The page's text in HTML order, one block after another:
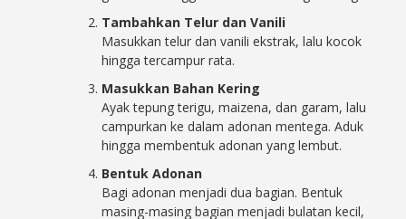
Tambahkan Telur dan Vanili
Masukkan telur dan vanili ekstrak, lalu kocok
hingga tercampur rata.
Masukkan Bahan Kering
Ayak tepung terigu, maizena, dan garam, lalu
campurkan ke dalam adonan mentega. Aduk
hingga membentuk adonan yang lembut.
Bentuk Adonan
Bagi adonan menjadi dua bagian. Bentuk
masing-masing bagian menjadi bulatan kecil,